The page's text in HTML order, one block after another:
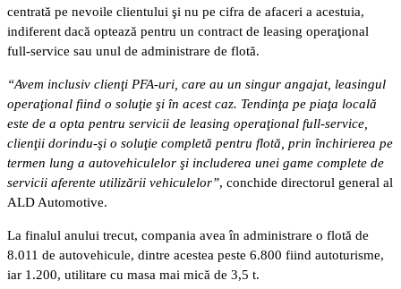
centrată pe nevoile clientului şi nu pe cifra de afaceri a acestuia,
indiferent dacă optează pentru un contract de leasing operaţional
full-service sau unul de administrare de flotă.
“Avem inclusiv clienţi PFA-uri, care au un singur angajat, leasingul
operaţional fiind o soluţie şi în acest caz. Tendinţa pe piaţa locală
este de a opta pentru servicii de leasing operaţional full-service,
clienţii dorindu-şi o soluţie completă pentru flotă, prin închirierea pe
termen lung a autovehiculelor şi includerea unei game complete de
servicii aferente utilizării vehiculelor”, conchide directorul general al
ALD Automotive.
La finalul anului trecut, compania avea în administrare o flotă de
8.011 de autovehicule, dintre acestea peste 6.800 fiind autoturisme,
iar 1.200, utilitare cu masa mai mică de 3,5 t.